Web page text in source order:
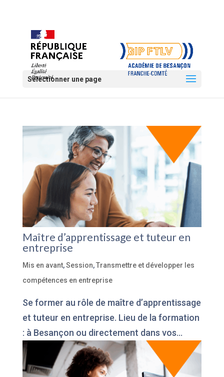
Sélectionner une page
Maître d’apprentissage et tuteur en
entreprise
Mis en avant,Session,Transmettre et développer les
compétences en entreprise
Se former au rôle de maître d’apprentissage
et tuteur en entreprise. Lieu de la formation
: à Besançon ou directement dans vos...